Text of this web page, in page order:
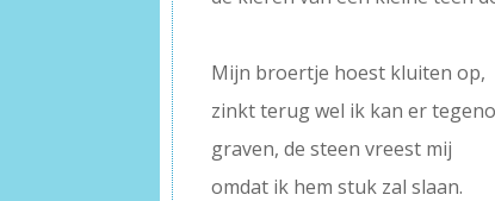
Mijn broertje hoest kluiten op,
zinkt terug wel ik kan er
graven, de steen vreest mij
omdat ik hem stuk zal slaan.